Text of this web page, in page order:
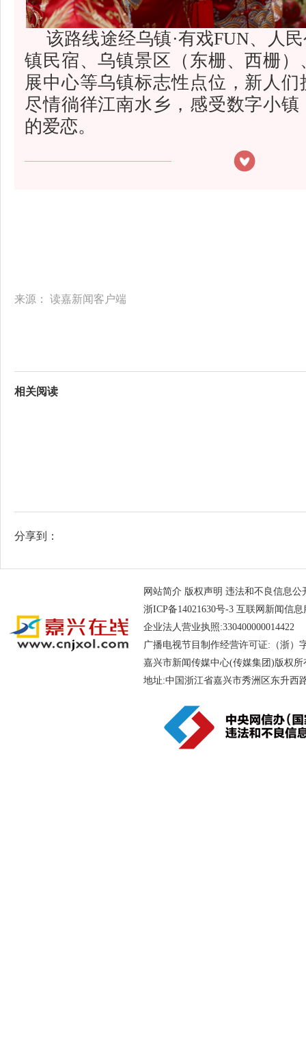
该路线途经乌镇·有戏FUN、人
镇民宿、乌镇景区（东栅、西栅
展中心等乌镇标志性点位，新人
尽情徜徉江南水乡，感受数字小
的爱恋。
来源： 读嘉新闻客户端
相关阅读
分享到：
网站简介 版权声明 违法和不良信息公
浙ICP备14021630号-3 互联网新闻信息
企业法人营业执照
广播电视节目制作经营许可证:（浙
嘉兴市新闻传媒中心(传媒集团)版权
地址:中国浙江省嘉兴市秀洲区东升西